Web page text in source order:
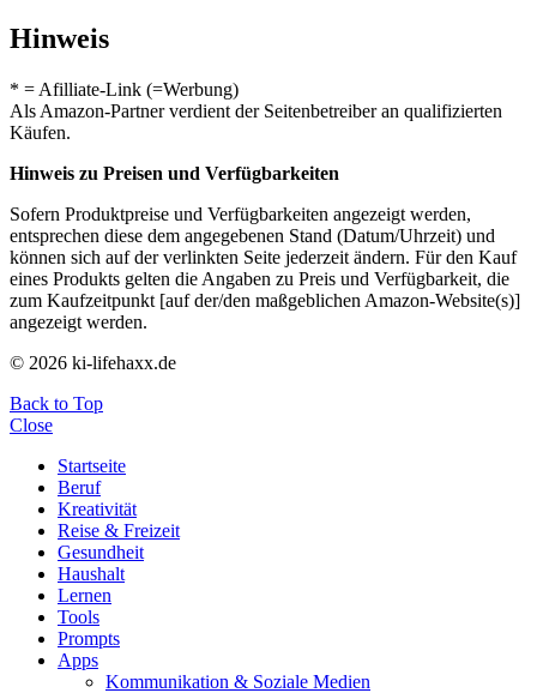
Hinweis
* = Afilliate-Link (=Werbung)
Als Amazon-Partner verdient der Seitenbetreiber an qualifizierten
Käufen.
Hinweis zu Preisen und Verfügbarkeiten
Sofern Produktpreise und Verfügbarkeiten angezeigt werden,
entsprechen diese dem angegebenen Stand (Datum/Uhrzeit) und
können sich auf der verlinkten Seite jederzeit ändern. Für den Kauf
eines Produkts gelten die Angaben zu Preis und Verfügbarkeit, die
zum Kaufzeitpunkt [auf der/den maßgeblichen Amazon-Website(s)]
angezeigt werden.
© 2026 ki-lifehaxx.de
Back to Top
Close
Startseite
Beruf
Kreativität
Reise & Freizeit
Gesundheit
Haushalt
Lernen
Tools
Prompts
Apps
Kommunikation & Soziale Medien